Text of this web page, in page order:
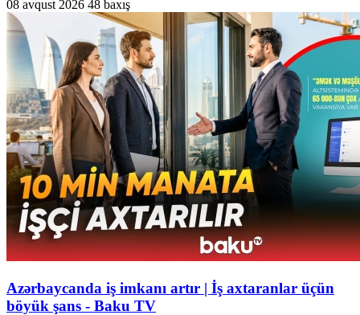
08 avqust 2026 48 baxış
Azərbaycanda iş imkanı artır | İş axtaranlar üçün
böyük şans - Baku TV